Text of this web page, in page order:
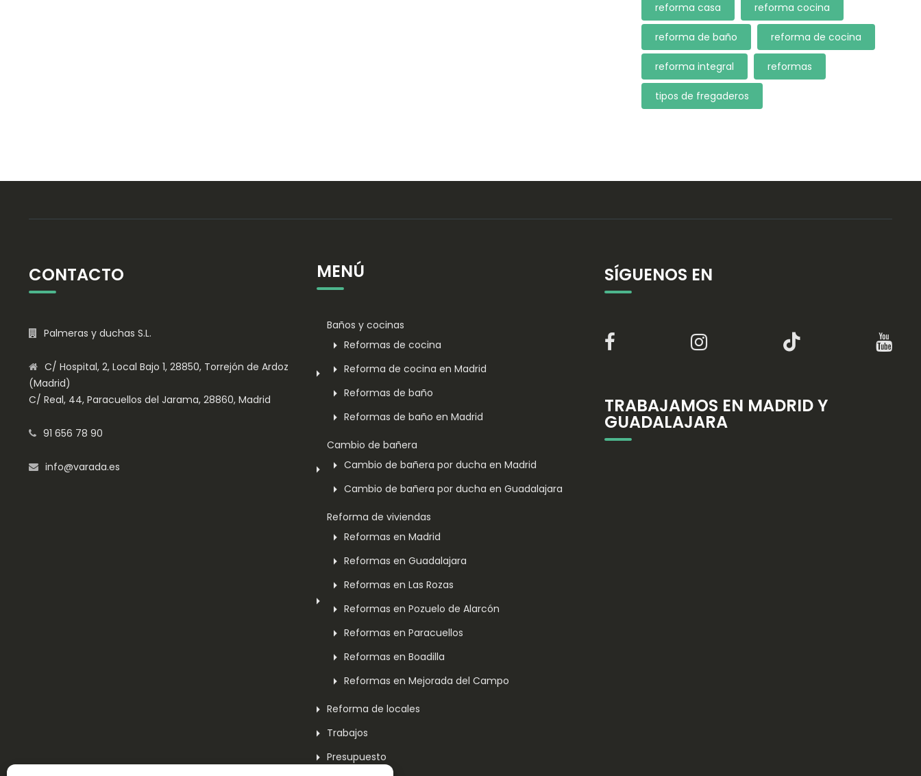
reforma casa reforma cocina
reforma de baño reforma de cocina
reforma integral reformas
tipos de fregaderos
CONTACTO
Palmeras y duchas S.L.
C/ Hospital, 2, Local Bajo 1, 28850, Torrejón de Ardoz
(Madrid)
C/ Real, 44, Paracuellos del Jarama, 28860, Madrid
91 656 78 90
info@varada.es
MENÚ
Baños y cocinas
Reformas de cocina
Reforma de cocina en Madrid
Reformas de baño
Reformas de baño en Madrid
Cambio de bañera
Cambio de bañera por ducha en Madrid
Cambio de bañera por ducha en Guadalajara
Reforma de viviendas
Reformas en Madrid
Reformas en Guadalajara
Reformas en Las Rozas
Reformas en Pozuelo de Alarcón
Reformas en Paracuellos
Reformas en Boadilla
Reformas en Mejorada del Campo
Reforma de locales
Trabajos
Presupuesto
SÍGUENOS EN
TRABAJAMOS EN MADRID Y
GUADALAJARA